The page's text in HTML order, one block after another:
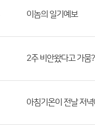
이놈의 일기예보
2주 비안왔다고 가뭄?
아침기온이 전날 저